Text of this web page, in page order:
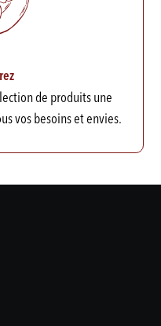
de produits une
vos besoins et envies.